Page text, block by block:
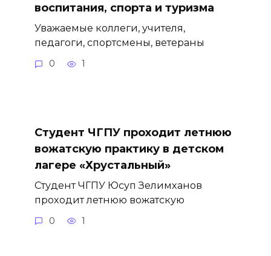
воспитания, спорта и туризма
Уважаемые коллеги, учителя,
педагоги, спортсмены, ветераны
0 1
Студент ЧГПУ проходит летнюю
вожатскую практику в детском
лагере «Хрустальный»
Студент ЧГПУ Юсуп Зелимханов
проходит летнюю вожатскую
0 1